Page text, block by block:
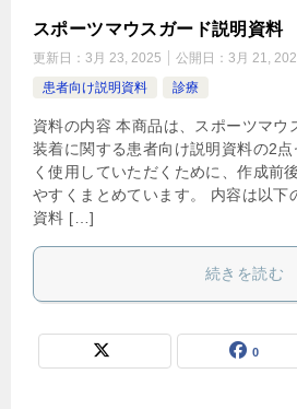
スポーツマウスガード説明資料
更新日： 3月 23, 2025 公開日： 3月 21,
患者向け説明資料
診療
資料の内容 本商品は、スポーツマウ
装着に関する患者向け説明資料の2
く使用していただくために、作成前
やすくまとめています。 内容は以下
資料 […]
続きを読む
0